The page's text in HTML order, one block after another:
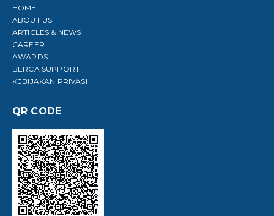
HOME
ABOUT US
ARTICLES & NEWS
CAREER
AWARDS
BERCA SUPPORT
KEBIJAKAN PRIVASI
QR CODE